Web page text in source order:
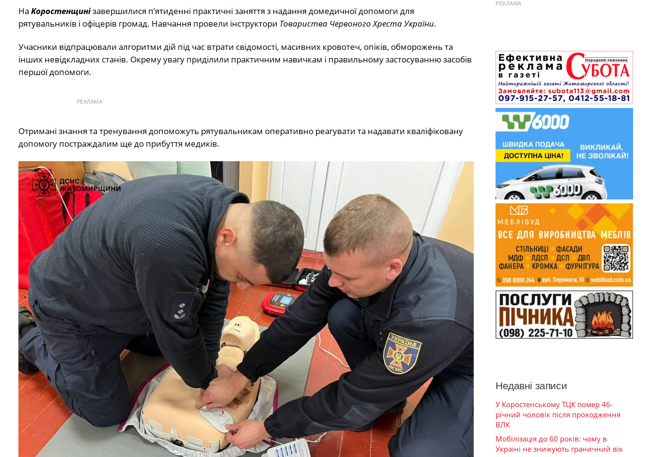
На Коростенщинізавершилися п’ятиденні практичні заняття з надання домедичної допомоги для
рятувальників і офіцерів громад. Навчання провели інструктори Товариства Червоного Хреста України.
Учасники відпрацювали алгоритми дій під час втрати свідомості, масивних кровотеч, опіків, обморожень та
інших невідкладних станів. Окрему увагу приділили практичним навичкам і правильному застосуванню засобів
першої допомоги.
РЕКЛАМА
Отримані знання та тренування допоможуть рятувальникам оперативно реагувати та надавати кваліфіковану
допомогу постраждалим ще до прибуття медиків.
РЕКЛАМА
Недавні записи
У Коростенському ТЦК помер 46-
річний чоловік після проходження
ВЛК
Мобілізація до 60 років: чому в
Україні не знижують граничний вік